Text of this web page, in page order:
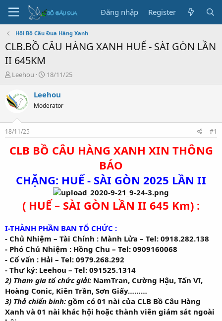
Đăng nhập Register
Hội Bồ Câu Đua Hàng Xanh
CLB.BỒ CÂU HÀNG XANH HUẾ - SÀI GÒN LẦN
II 645KM
T
e
a
s
t
a
r
Leehou
N
à
g
18/11/25
Leehou
Moderator
18/11/25 #1
CLB BỒ CÂU HÀNG XANH XIN THÔNG
BÁO
CHẶNG: HUẾ - SÀI GÒN 2025 LẦN II
( HUẾ – SÀI GÒN LẦN II 645 Km) :
I-THÀNH PHẦN BAN TỔ CHỨC :
- Chủ Nhiệm – Tài Chính : Mành Lửa – Tel: 0918.282.138
- Phó Chủ Nhiệm : Hồng Chu – Tel: 0909160068
- Cố vấn : Hải – Tel: 0979.268.292
- Thư ký: Leehou – Tel: 091525.1314
2) Tham gia tổ chức giải: NamTran, Cường Hậu, Tấn Vĩ,
Hoàng Conic, Kiên Trần, Sơn Giấy………
3) Thả chiến binh: gồm có 01 nài của CLB Bồ Câu Hàng
Xanh và 01 nài khác hội hoặc thành viên giám sát ngoài